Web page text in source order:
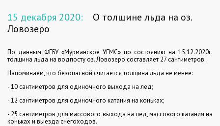
15 декабря 2020:
О толщине льда на оз.
Ловозеро
По данным ФГБУ «Мурманское УГМС» по состоянию на 15.12.2020г.
толщина льда на водпосту оз. Ловозеро составляет 27 сантиметров.
Напоминаем, что безопасной считается толщина льда не менее:
- 10 сантиметров для одиночного выхода на лед;
- 12 сантиметров для одиночного катания на коньках;
- 25 сантиметров для массового выхода на лед, массового катания на
коньках и выезда снегоходов.